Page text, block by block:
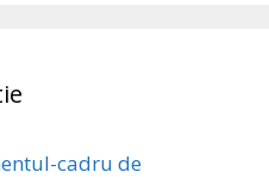
cadru de